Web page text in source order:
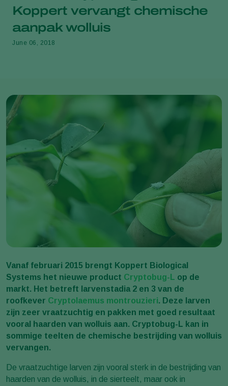
Koppert vervangt chemische
aanpak wolluis
June 06, 2018
Vanaf februari 2015 brengt Koppert Biological
Systems het nieuwe product Cryptobug-L op de
markt. Het betreft larvenstadia 2 en 3 van de
roofkever Cryptolaemus montrouzieri. Deze larven
zijn zeer vraatzuchtig en pakken met goed resultaat
vooral haarden van wolluis aan. Cryptobug-L kan in
sommige teelten de chemische bestrijding van wolluis
vervangen.
De vraatzuchtige larven zijn vooral sterk in de bestrijding van
haarden van de wolluis, in de sierteelt, maar ook in